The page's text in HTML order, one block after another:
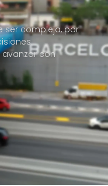
ser compleja, por
con